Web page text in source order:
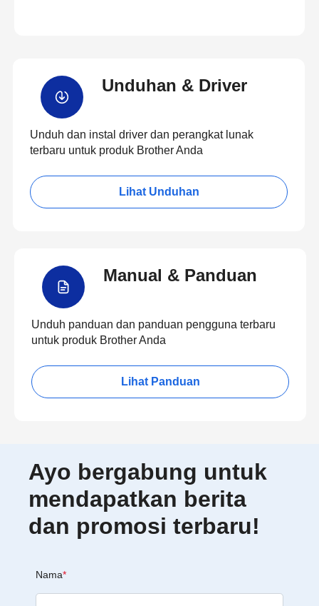
Unduhan & Driver
Unduh dan instal driver dan perangkat lunak
terbaru untuk produk Brother Anda
Lihat Unduhan
Manual & Panduan
Unduh panduan dan panduan pengguna terbaru
untuk produk Brother Anda
Lihat Panduan
Ayo bergabung untuk
mendapatkan berita
dan promosi terbaru!
Nama*